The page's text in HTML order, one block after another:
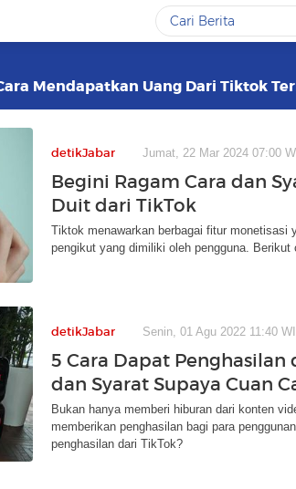
Mendapatkan Uang Dari Tiktok
detikJabar Jumat, 22 Mar 2024 07:00
Begini Ragam Cara dan
Duit dari TikTok
Tiktok menawarkan berbagai fitur monetisasi
pengikut yang dimiliki oleh pengguna. Berikut
detikJabar Senin, 01 Agu 2022 11:40
5 Cara Dapat Penghasilan
dan Syarat Supaya Cuan
Bukan hanya memberi hiburan dari konten
memberikan penghasilan bagi para
penghasilan dari TikTok?